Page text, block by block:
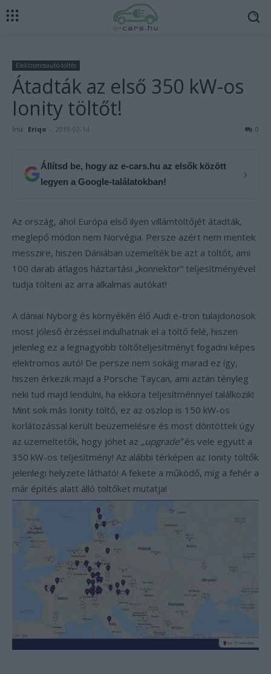
Elektromosautó-töltés
Átadták az első 350 kW-os
Ionity töltőt!
Írta: Eriqo - 2019-02-14 0
Állítsd be, hogy az e-cars.hu az elsők között
legyen a Google-találatokban!
›
Az ország, ahol Európa első ilyen villámtöltőjét átadták,
meglepő módon nem Norvégia. Persze azért nem mentek
messzire, hiszen Dániában üzemelték be azt a töltőt, ami
100 darab átlagos háztartási „konnektor” teljesítményével
tudja tölteni az arra alkalmas autókat!
A dániai Nyborg és környékén élő Audi e-tron tulajdonosok
most jóleső érzéssel indulhatnak el a töltő felé, hiszen
jelenleg ez a legnagyobb töltőteljesítményt fogadni képes
elektromos autó! De persze nem sokáig marad ez így,
hiszen érkezik majd a Porsche Taycan, ami aztán tényleg
neki tud majd lendülni, ha ekkora teljesítménnyel találkozik!
Mint sok más Ionity töltő, ez az oszlop is 150 kW-os
korlátozással került beüzemelésre és most döntöttek úgy
az üzemeltetők, hogy jöhet az „upgrade”és vele együtt a
350 kW-os teljesítmény! Az alábbi térképen az Ionity töltők
jelenlegi helyzete látható! A fekete a működő, míg a fehér a
már építés alatt álló töltőket mutatja!